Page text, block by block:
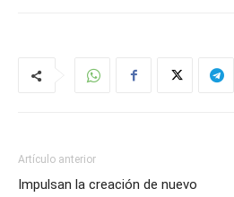
Artículo anterior
Impulsan la creación de nuevo